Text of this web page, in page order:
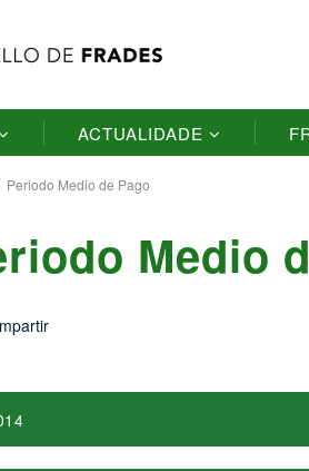
ACTUALIDADE
Periodo Medio de Pago
Medio